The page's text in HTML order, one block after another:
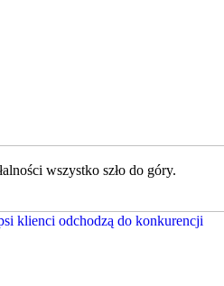
wszystko szło do góry.